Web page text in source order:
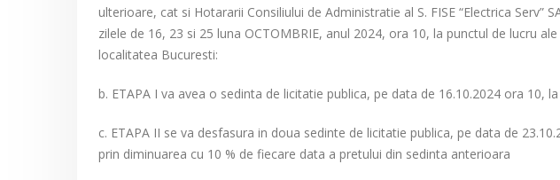
ulterioare, cat si Hotararii Consiliului de Administratie al S. FISE “Electrica Serv”
zilele de 16, 23 si 25 luna OCTOMBRIE, anul 2024, ora 10, la punctul de lucru ale
localitatea Bucuresti:
b. ETAPA I va avea o sedinta de licitatie publica, pe data de 16.10.2024 ora 10,
c. ETAPA II se va desfasura in doua sedinte de licitatie publica, pe data de
prin diminuarea cu 10 % de fiecare data a pretului din sedinta anterioara